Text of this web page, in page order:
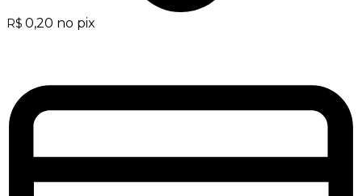
R$ 0,20 no pix